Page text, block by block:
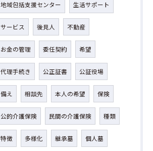
地域包括支援センター 生活サポート
サービス 後見人 不動産
お金の管理 委任契約 希望
代理手続き 公正証書 公証役場
備え 相談先 本人の希望 保険
公的介護保険 民間の介護保険 種類
特徴 多様化 継承墓 個人墓